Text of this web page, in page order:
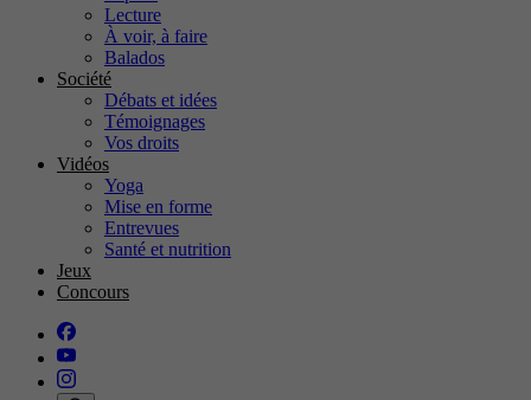
Lecture
À voir, à faire
Balados
Société
Débats et idées
Témoignages
Vos droits
Vidéos
Yoga
Mise en forme
Entrevues
Santé et nutrition
Jeux
Concours